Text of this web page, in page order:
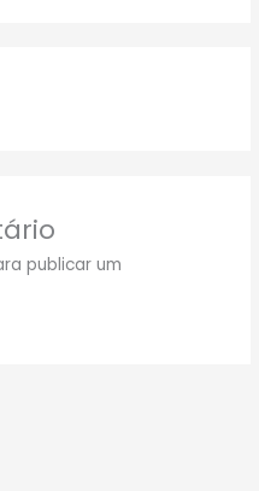
publicar um